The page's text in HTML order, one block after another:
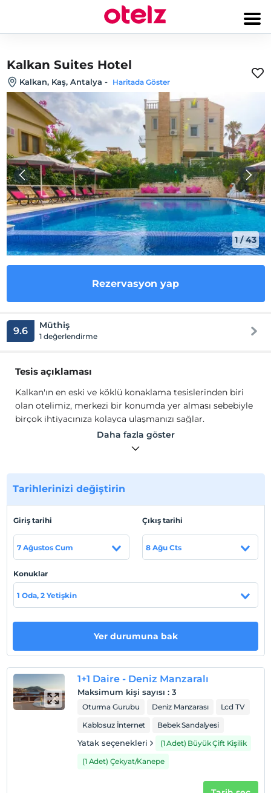
Kalkan Suites Hotel
Kalkan, Kaş, Antalya - Haritada Göster
1/43
Rezervasyon yap
9.6 Müthiş
1 değerlendirme
Tesis açıklaması
Kalkan'ın en eski ve köklü konaklama tesislerinden biri
olan otelimiz, merkezi bir konumda yer alması sebebiyle
birçok ihtiyacınıza kolayca ulaşmanızı sağlar.
Suit otel konseptinde olan otelimizin tüm odaları aynı
tarzda tasarlanmıştır. Müşteri memnuniyeti konusunda
misafirlerimize hizmet vermekteyiz.
Tesis lokasyon bilgileri
Sahil
Plaja 1 km mesafededir.
Check/in
En erken saat 14:00 ve sonrası
Check/out
En geç saat 11:00 ve öncesi
Evcil hayvan kabul edilmemektedir.
Daha fazla göster
Tarihlerinizi değiştirin
Giriş tarihi
7 Ağustos Cum
Çıkış tarihi
8 Ağu Cts
Konuklar
1 Oda, 2 Yetişkin
Yer durumuna bak
1+1 Daire - Deniz Manzaralı
Maksimum kişi sayısı : 3
Oturma Gurubu Deniz Manzarası
Lcd TV
Kablosuz İnternet
Bebek Sandalyesi
Yatak seçenekleri
(1 Adet) Büyük Çift Kişilik
(1 Adet) Çekyat/Kanepe